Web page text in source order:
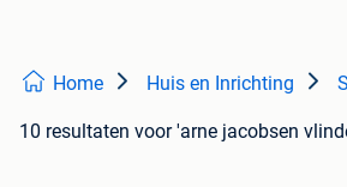
Home Huis en Inrichting
10 resultaten voor 'arne jacobsen